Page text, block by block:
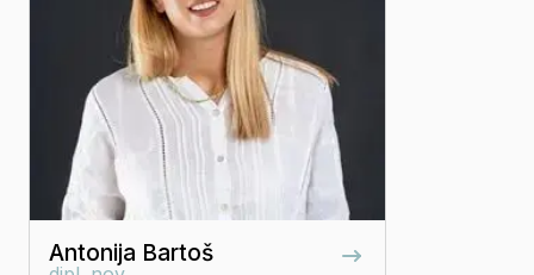
Antonija Bartoš